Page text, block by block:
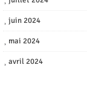
juin 2024
mai 2024
avril 2024